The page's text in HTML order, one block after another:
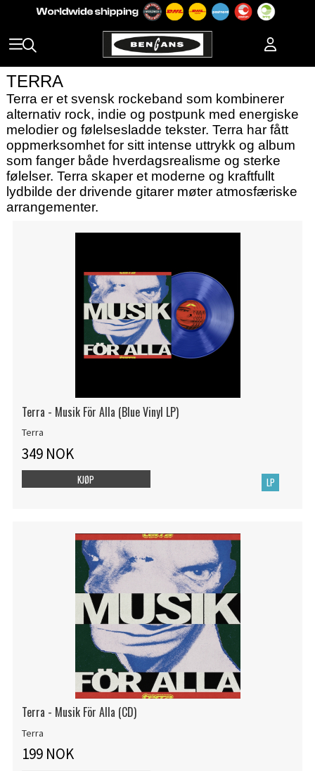
TERRA
Terra er et svensk rockeband som kombinerer
alternativ rock, indie og postpunk med energiske
melodier og følelsesladde tekster. Terra har fått
oppmerksomhet for sitt intense uttrykk og album
som fanger både hverdagsrealisme og sterke
følelser. Terra skaper et moderne og kraftfullt
lydbilde der drivende gitarer møter atmosfæriske
arrangementer.
Terra - Musik För Alla (Blue Vinyl LP)
Terra
349 NOK
LP
KJØP
Terra - Musik För Alla (CD)
Terra
199 NOK